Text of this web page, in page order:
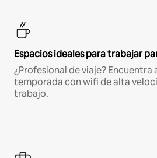
Espacios ideales para trabajar
¿Profesional de viaje?
temporada con wifi de alta
trabajo.